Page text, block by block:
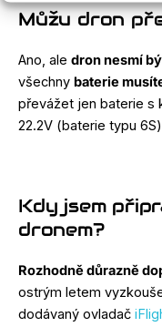
Můžu dron
Ano, ale dron nesmí
všechny baterie
převážet jen baterie s
22.2V (baterie typu
Kdy jsem
dronem?
Rozhodně důrazně
ostrým letem
dodávaný ovladač